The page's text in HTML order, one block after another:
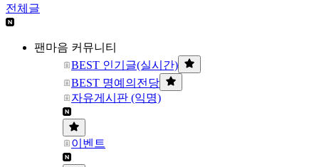
전체글
팬마음 커뮤니티
BEST 인기글(실시간)
BEST 명예의전당
자유게시판 (익명)
이벤트